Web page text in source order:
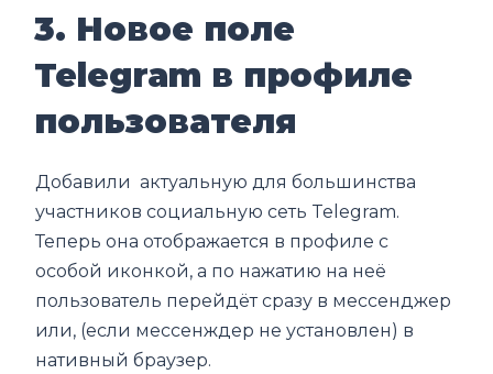
3. Новое поле
Telegram в профиле
пользователя
Добавили актуальную для большинства
участников социальную сеть Telegram.
Теперь она отображается в профиле с
особой иконкой, а по нажатию на неё
пользователь перейдёт сразу в мессенджер
или, (если мессенждер не установлен) в
нативный браузер.